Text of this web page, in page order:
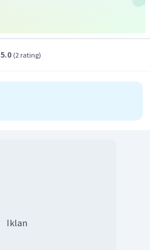
5.0 (2 rating)
Iklan